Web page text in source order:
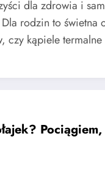
dla zdrowia i
rodzin to
kąpiele